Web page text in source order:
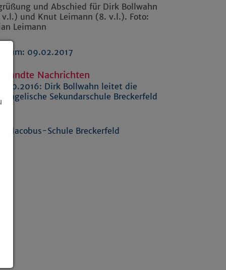
und Abschied für Dirk Bollwahn
und Knut Leimann (8. v.l.). Foto:
Leimann
09.02.2017
Nachrichten
Dirk Bollwahn leitet die
Sekundarschule Breckerfeld
Jacobus-Schule Breckerfeld